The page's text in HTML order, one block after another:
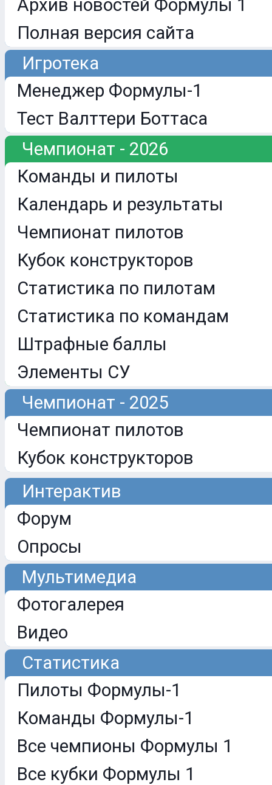
Архив новостей Формулы 1
Полная версия сайта
Игротека
Менеджер Формулы-1
Тест Валттери Боттаса
Чемпионат - 2026
Команды и пилоты
Календарь и результаты
Чемпионат пилотов
Кубок конструкторов
Статистика по пилотам
Статистика по командам
Штрафные баллы
Элементы СУ
Чемпионат - 2025
Чемпионат пилотов
Кубок конструкторов
Интерактив
Форум
Опросы
Мультимедиа
Фотогалерея
Видео
Статистика
Пилоты Формулы-1
Команды Формулы-1
Все чемпионы Формулы 1
Все кубки Формулы 1